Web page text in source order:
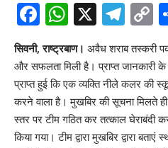
Facebook
X
सिवनी, राष्ट्रबाण। अवैध शराब तस्करी
और सफलता मिली है। प्राप्त
प्राप्त हुई कि एक व्यक्ति नीले कलर की
करने वाला है। मुखबिर की सूचना मिलते ही
स्तर पर टीम गठित कर तत्काल घेराबंदी
किया गया। टीम द्वारा मुखबिर द्वारा